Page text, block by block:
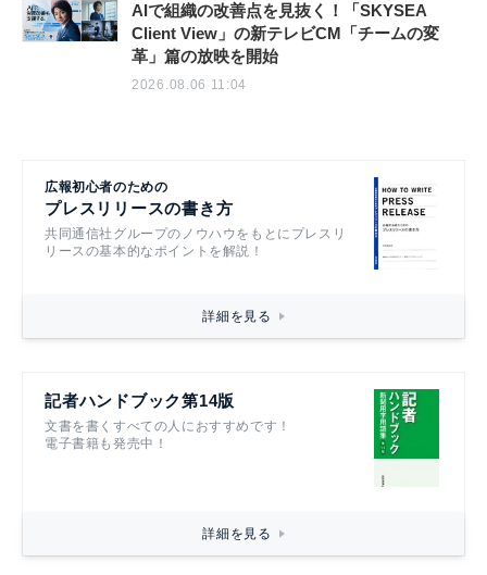
AIで組織の改善点を見抜く！「SKYSEA
Client View」の新テレビCM「チームの変
革」篇の放映を開始
2026.08.06 11:04
広報初心者のための
プレスリリースの書き方
共同通信社グループのノウハウをもとにプレスリ
リースの基本的なポイントを解説！
詳細を見る
記者ハンドブック第14版
文書を書くすべての人におすすめです！
電子書籍も発売中！
詳細を見る